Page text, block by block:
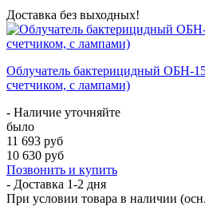
Доставка без выходных!
Облучатель бактерицидный ОБН-
счетчиком, с лампами)
- Наличие уточняйте
было
11 693 руб
10 630 руб
Позвонить и купить
- Доставка 1-2 дня
При условии товара в наличии